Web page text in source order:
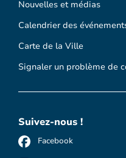
Nouvelles et médias
Calendrier des
Carte de la Ville
Signaler un problème de
Suivez-nous !
Facebook